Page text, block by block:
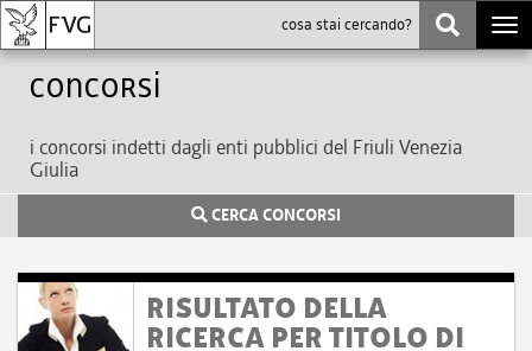
Concorsi
i concorsi indetti dagli enti pubblici del Friuli Venezia
Giulia
CERCA CONCORSI
RISULTATO DELLA
RICERCA PER TITOLO DI